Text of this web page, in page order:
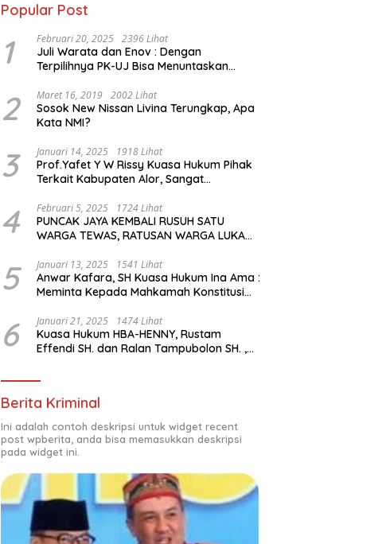
Popular Post
1 Februari 20, 2025 2396 Lihat
Juli Warata dan Enov : Dengan
Terpilihnya PK-UJ Bisa Menuntaskan
Orang yang Miskin di Kabupaten Sumba
Tengah
2 Maret 16, 2019 2002 Lihat
Sosok New Nissan Livina Terungkap, Apa
Kata NMI?
3 Januari 14, 2025 1918 Lihat
Prof.Yafet Y W Rissy Kuasa Hukum Pihak
Terkait Kabupaten Alor, Sangat
Keputusan yang Hikmat oleh Bapak
Imanuel dan Bapak Rey Mencabut
Gugatannya ke MK
4 Februari 5, 2025 1724 Lihat
PUNCAK JAYA KEMBALI RUSUH SATU
WARGA TEWAS, RATUSAN WARGA LUKA
TERBAKAR
5 Januari 13, 2025 1541 Lihat
Anwar Kafara, SH Kuasa Hukum Ina Ama :
Meminta Kepada Mahkamah Konstitusi
TPS Bermasalah
6 Januari 21, 2025 1474 Lihat
Kuasa Hukum HBA-HENNY, Rustam
Effendi SH. dan Ralan Tampubolon SH. ,
di MK9
Berita Kriminal
Ini adalah contoh deskripsi untuk widget recent
post wpberita, anda bisa memasukkan deskripsi
pada widget ini.